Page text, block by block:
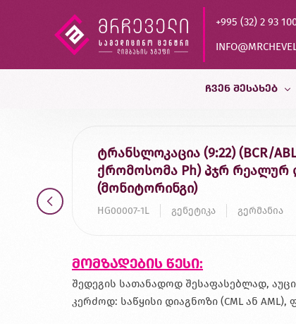
+995 (32) 2 93
ᲩᲕᲔᲜ ᲨᲔᲡᲐᲮᲔᲑ
ისტორია
MVZ LABOR
ხარისხის
ტრანსლოკაცია (9:22) (BCR/
ქრომოსომა Ph) პჯრ
(მონიტორინგი)
HG00007-1L გენეტიკა გერმანია
მომზადების წესი:
შედეგის სათანადოდ შესაფასებლად,
კერძოდ: საწყისი დიაგნოზი (CML ან